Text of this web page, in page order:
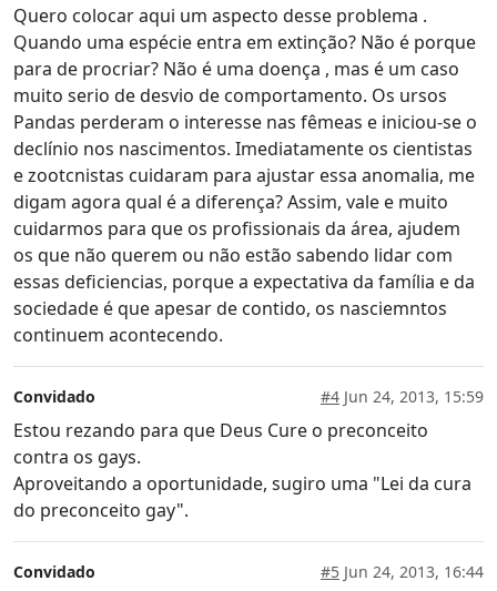
Quero colocar aqui um aspecto desse problema .
Quando uma espécie entra em extinção? Não é porque
para de procriar? Não é uma doença , mas é um caso
muito serio de desvio de comportamento. Os ursos
Pandas perderam o interesse nas fêmeas e iniciou-se o
declínio nos nascimentos. Imediatamente os cientistas
e zootcnistas cuidaram para ajustar essa anomalia, me
digam agora qual é a diferença? Assim, vale e muito
cuidarmos para que os profissionais da área, ajudem
os que não querem ou não estão sabendo lidar com
essas deficiencias, porque a expectativa da família e da
sociedade é que apesar de contido, os nasciemntos
continuem acontecendo.
Convidado #4 Jun 24, 2013, 15:59
Estou rezando para que Deus Cure o preconceito
contra os gays.
Aproveitando a oportunidade, sugiro uma "Lei da cura
do preconceito gay".
Convidado #5 Jun 24, 2013, 16:44